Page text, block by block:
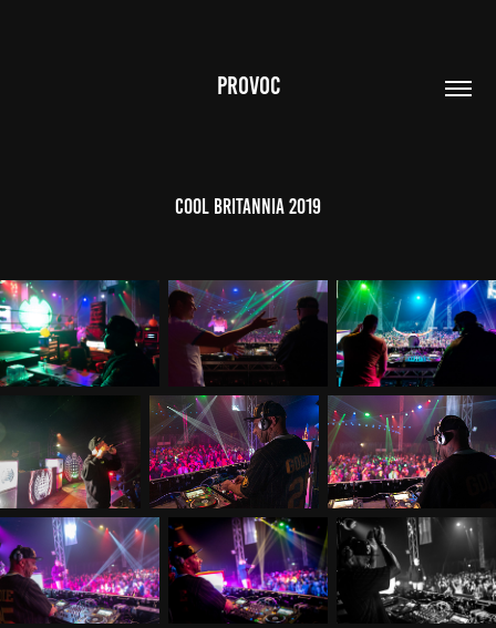
PROVOC
Cool Britannia 2019